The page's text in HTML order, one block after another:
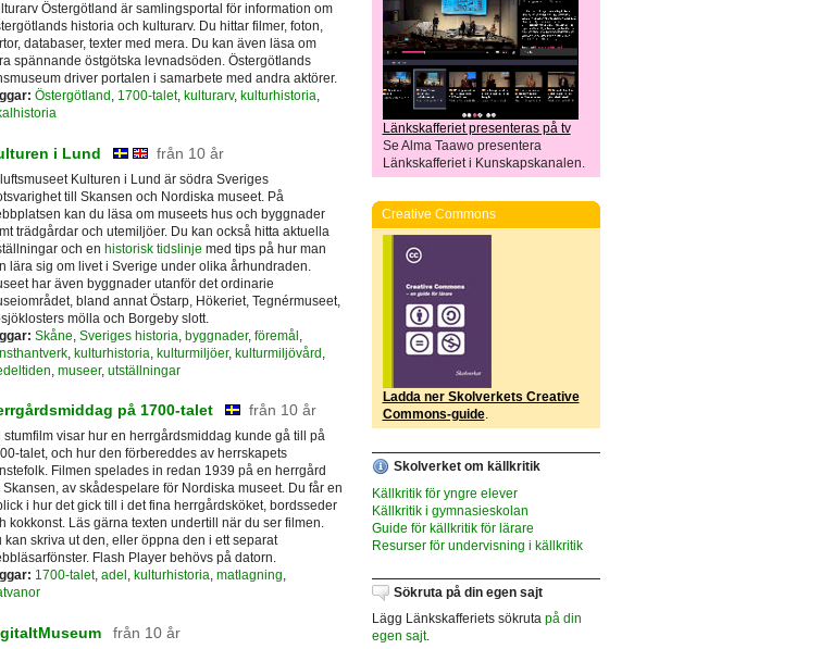
Östergötland är samlingsportal för information om
historia och kulturarv. Du hittar filmer, foton,
databaser, texter med mera. Du kan även läsa om
spännande östgötska levnadsöden. Östergötlands
driver portalen i samarbete med andra aktörer.
Östergötland , 1700-talet, kulturarv, kulturhistoria,
i Lund från 10 år
Kulturen i Lund är södra Sveriges
till Skansen och Nordiska museet. På
kan du läsa om museets hus och byggnader
trädgårdar och utemiljöer. Du kan också hitta aktuella
och en historisk tidslinje med tips på hur man
lära sig om livet i Sverige under olika århundraden.
har även byggnader utanför det ordinarie
bland annat Östarp, Hökeriet, Tegnérmuseet,
mölla och Borgeby slott.
Skåne, Sveriges historia, byggnader, föremål,
, kulturhistoria, kulturmiljöer, kulturmiljövård,
, museer, utställningar
på 1700-talet från 10 år
stumfilm visar hur en herrgårdsmiddag kunde gå till på
talet, och hur den förbereddes av herrskapets
Filmen spelades in redan 1939 på en herrgård
Skansen, av skådespelare för Nordiska museet. Du får en
i hur det gick till i det fina herrgårdsköket, bordsseder
kokkonst. Läs gärna texten undertill när du ser filmen.
kan skriva ut den, eller öppna den i ett separat
Flash Player behövs på datorn.
1700-talet, adel , kulturhistoria, matlagning,
från 10 år
Länkskafferiet presenteras på tv
Se Alma Taawo presentera
Länkskafferiet i Kunskapskanalen.
Creative Commons
Ladda ner Skolverkets Creative
Commons-guide.
Skolverket om källkritik
Källkritik för yngre elever
Källkritik i gymnasieskolan
Guide för källkritik för lärare
Resurser för undervisning i källkritik
Sökruta på din egen sajt
Lägg Länkskafferiets sökruta på din
egen sajt.